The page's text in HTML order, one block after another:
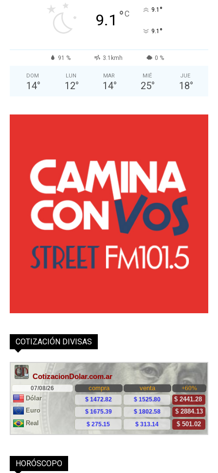
9.1 °C 9.1 °
9.1 °
91 % 3.1kmh 0 %
DOM
14°
LUN
12°
MAR
14°
MIÉ
25°
JUE
18°
COTIZACIÓN DIVISAS
HORÓSCOPO